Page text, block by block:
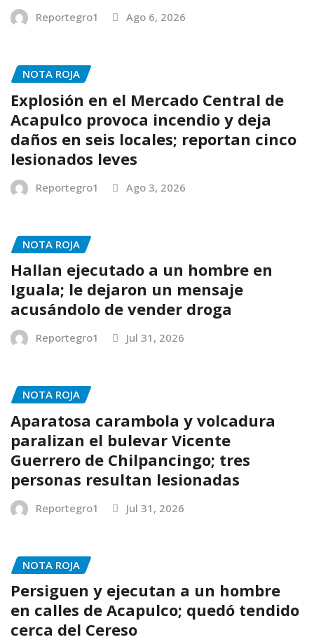
Reportegro1 Ago 6, 2026
NOTA ROJA
Explosión en el Mercado Central de
Acapulco provoca incendio y deja
daños en seis locales; reportan cinco
lesionados leves
Reportegro1 Ago 3, 2026
NOTA ROJA
Hallan ejecutado a un hombre en
Iguala; le dejaron un mensaje
acusándolo de vender droga
Reportegro1 Jul 31, 2026
NOTA ROJA
Aparatosa carambola y volcadura
paralizan el bulevar Vicente
Guerrero de Chilpancingo; tres
personas resultan lesionadas
Reportegro1 Jul 31, 2026
NOTA ROJA
Persiguen y ejecutan a un hombre
en calles de Acapulco; quedó tendido
cerca del Cereso